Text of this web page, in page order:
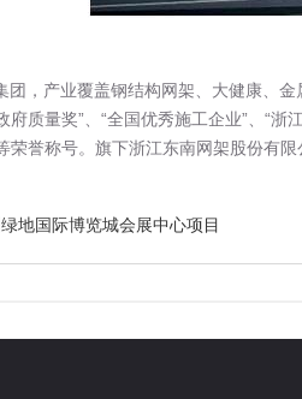
产业覆盖钢结构网架、大健康、金
府质量奖”、“全国优秀施工企业”、“
荣誉称号。旗下浙江东南网架股份有
地国际博览城会展中心项目